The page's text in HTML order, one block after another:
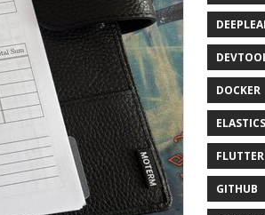
DOCKER
FLUTTER
GITHUB